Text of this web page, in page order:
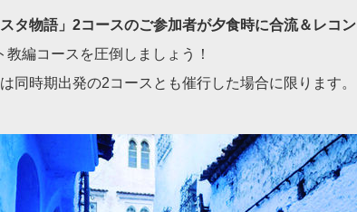
タ物語」2コースのご参加者が夕食時に合流＆レコ
編コースを圧倒しましょう！
同時期出発の2コースとも催行した場合に限ります。